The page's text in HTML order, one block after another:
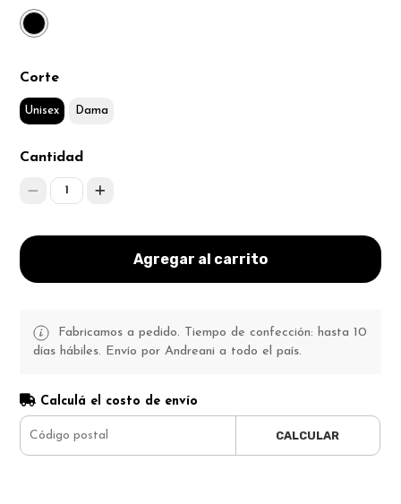
Corte
Unisex Dama
Cantidad
1
Agregar al carrito
Fabricamos a pedido. Tiempo de confección: hasta 10
días hábiles. Envío por Andreani a todo el país.
Calculá el costo de envío
CALCULAR